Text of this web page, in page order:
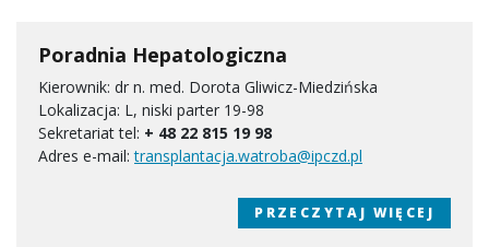
Poradnia Hepatologiczna
Kierownik: dr n. med. Dorota Gliwicz-Miedzińska
Lokalizacja: L, niski parter 19-98
Sekretariat tel: + 48 22 815 19 98
Adres e-mail:transplantacja.watroba@ipczd.pl
PRZECZYTAJ WIĘCEJ